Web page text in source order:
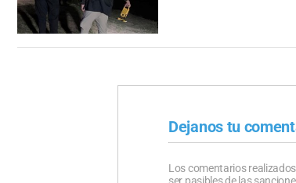
Dejanos tu
Los comentarios
ser pasibles de las